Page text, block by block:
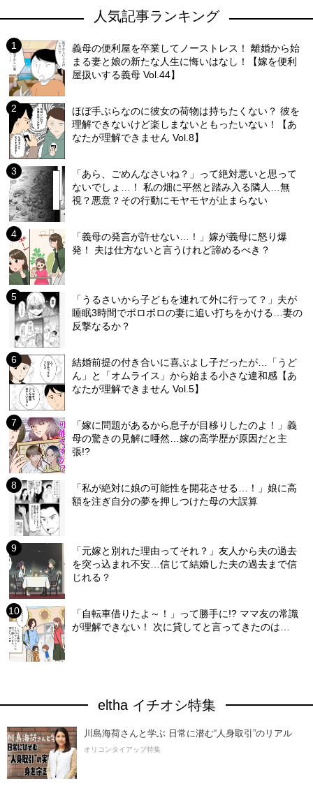
人気記事ランキング
義母の便利屋を卒業してノーストレス！ 離婚から始
まる妻と娘の新たな人生に悔いはなし！【嫁を便利
屋扱いする義母 Vol.44】
ほぼ手ぶらなのに彼女の荷物は持ちたくない？ 彼を
理解できないけど楽しまないともったいない！【あ
なたが理解できません Vol.8】
「あら、ごめんなさいね？」って絶対悪いと思って
ないでしょ…！ 私の畑に平然と踏み入る隣人…無
視？悪意？その行動にモヤモヤが止まらない
「義母の発言が許せない…！」嫁が義母に怒り爆
発！ 夫は仕方ないと言うけれど諦めるべき？
「うるさいから子どもを連れて外に行って？」夫が
睡眠3時間でボロボロの妻に追い打ちをかける…妻の
反撃なるか？
結婚前提の付き合いに喜ぶよし子だったが…「うど
ん」と「オムライス」から始まる小さな違和感【あ
なたが理解できません Vol.5】
「嫁に問題があるから息子が目移りしたのよ！」義
母の驚きの見解に唖然…嫁の高学歴が原因だと主
張!?
「私が絶対に娘の可能性を開花させる…！」娘に高
額を注ぎ自分の夢を押しつけた母の大誤算
「元嫁と別れた理由ってそれ？」友人から夫の過去
を突っ込まれ不安…信じて結婚した夫の過去まで信
じれる？
「自転車借りたよ～！」って勝手に!? ママ友の常識
が理解できない！ 次に貸してと言ってきたのは…
eltha イチオシ特集
川島海荷さんと学ぶ 日常に潜む“人身取引”のリアル
オリコンタイアップ特集